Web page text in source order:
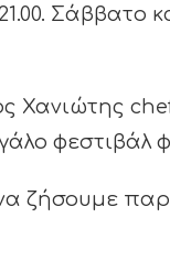
Σάββατο
Χανιώτης
φεστιβάλ
ζήσουμε